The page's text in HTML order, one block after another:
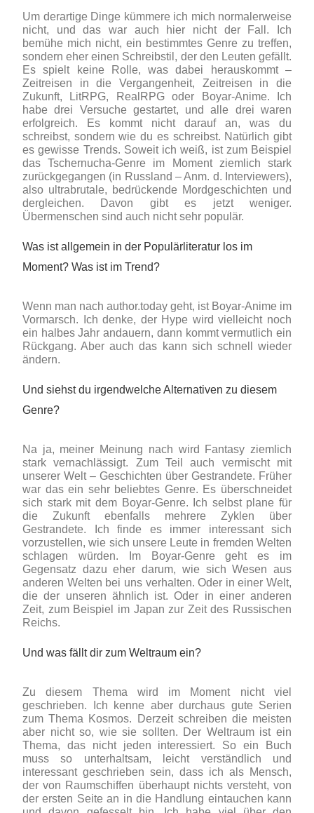
Um derartige Dinge kümmere ich mich normalerweise
nicht, und das war auch hier nicht der Fall. Ich
bemühe mich nicht, ein bestimmtes Genre zu treffen,
sondern eher einen Schreibstil, der den Leuten gefällt.
Es spielt keine Rolle, was dabei herauskommt –
Zeitreisen in die Vergangenheit, Zeitreisen in die
Zukunft, LitRPG, RealRPG oder Boyar-Anime. Ich
habe drei Versuche gestartet, und alle drei waren
erfolgreich. Es kommt nicht darauf an, was du
schreibst, sondern wie du es schreibst. Natürlich gibt
es gewisse Trends. Soweit ich weiß, ist zum Beispiel
das Tschernucha-Genre im Moment ziemlich stark
zurückgegangen (in Russland – Anm. d. Interviewers),
also ultrabrutale, bedrückende Mordgeschichten und
dergleichen. Davon gibt es jetzt weniger.
Übermenschen sind auch nicht sehr populär.
Was ist allgemein in der Populärliteratur los im
Moment? Was ist im Trend?
Wenn man nach author.today geht, ist Boyar-Anime im
Vormarsch. Ich denke, der Hype wird vielleicht noch
ein halbes Jahr andauern, dann kommt vermutlich ein
Rückgang. Aber auch das kann sich schnell wieder
ändern.
Und siehst du irgendwelche Alternativen zu diesem
Genre?
Na ja, meiner Meinung nach wird Fantasy ziemlich
stark vernachlässigt. Zum Teil auch vermischt mit
unserer Welt – Geschichten über Gestrandete. Früher
war das ein sehr beliebtes Genre. Es überschneidet
sich stark mit dem Boyar-Genre. Ich selbst plane für
die Zukunft ebenfalls mehrere Zyklen über
Gestrandete. Ich finde es immer interessant sich
vorzustellen, wie sich unsere Leute in fremden Welten
schlagen würden. Im Boyar-Genre geht es im
Gegensatz dazu eher darum, wie sich Wesen aus
anderen Welten bei uns verhalten. Oder in einer Welt,
die der unseren ähnlich ist. Oder in einer anderen
Zeit, zum Beispiel im Japan zur Zeit des Russischen
Reichs.
Und was fällt dir zum Weltraum ein?
Zu diesem Thema wird im Moment nicht viel
geschrieben. Ich kenne aber durchaus gute Serien
zum Thema Kosmos. Derzeit schreiben die meisten
aber nicht so, wie sie sollten. Der Weltraum ist ein
Thema, das nicht jeden interessiert. So ein Buch
muss so unterhaltsam, leicht verständlich und
interessant geschrieben sein, dass ich als Mensch,
der von Raumschiffen überhaupt nichts versteht, von
der ersten Seite an in die Handlung eintauchen kann